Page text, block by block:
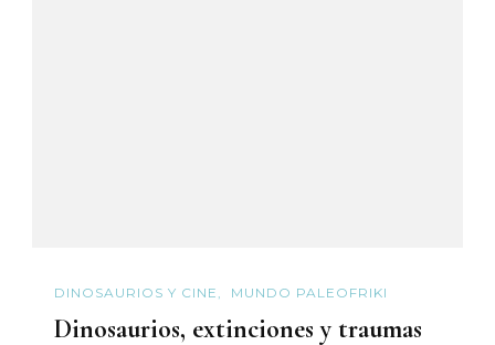
DINOSAURIOS Y CINE MUNDO PALEOFRIKI
Dinosaurios, extinciones y traumas